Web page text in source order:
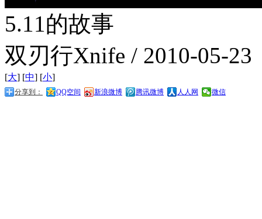
5.11的故事
双刃行Xnife / 2010-05-23
[大] [中] [小]
分享到： QQ空间 新浪微博 腾讯微博 人人网 微信